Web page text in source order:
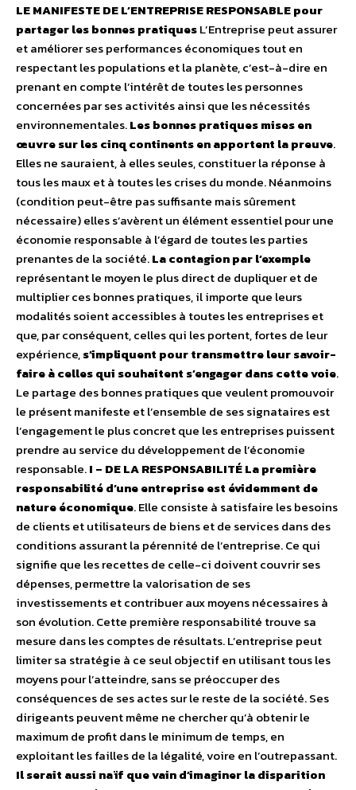
LE MANIFESTE DE L’ENTREPRISE RESPONSABLE pour
partager les bonnes pratiquesL’Entreprise peut assurer
et améliorer ses performances économiques tout en
respectant les populations et la planète, c’est-à-dire en
prenant en compte l’intérêt de toutes les personnes
concernées par ses activités ainsi que les nécessités
environnementales.Les bonnes pratiques mises en
œuvre sur les cinq continents en apportent la preuve.
Elles ne sauraient, à elles seules, constituer la réponse à
tous les maux et à toutes les crises du monde. Néanmoins
(condition peut-être pas suffisante mais sûrement
nécessaire) elles s’avèrent un élément essentiel pour une
économie responsable à l’égard de toutes les parties
prenantes de la société.La contagion par l’exemple
représentant le moyen le plus direct de dupliquer et de
multiplier ces bonnes pratiques, il importe que leurs
modalités soient accessibles à toutes les entreprises et
que, par conséquent, celles qui les portent, fortes de leur
expérience,s’impliquent pour transmettre leur savoir-
faire à celles qui souhaitent s’engager dans cette voie.
Le partage des bonnes pratiques que veulent promouvoir
le présent manifeste et l’ensemble de ses signataires est
l’engagement le plus concret que les entreprises puissent
prendre au service du développement de l’économie
responsable.I – DE LA RESPONSABILITÉLa première
responsabilité d’une entreprise est évidemment de
nature économique. Elle consiste à satisfaire les besoins
de clients et utilisateurs de biens et de services dans des
conditions assurant la pérennité de l’entreprise. Ce qui
signifie que les recettes de celle-ci doivent couvrir ses
dépenses, permettre la valorisation de ses
investissements et contribuer aux moyens nécessaires à
son évolution. Cette première responsabilité trouve sa
mesure dans les comptes de résultats. L’entreprise peut
limiter sa stratégie à ce seul objectif en utilisant tous les
moyens pour l’atteindre, sans se préoccuper des
conséquences de ses actes sur le reste de la société. Ses
dirigeants peuvent même ne chercher qu’à obtenir le
maximum de profit dans le minimum de temps, en
exploitant les failles de la légalité, voire en l’outrepassant.
Il serait aussi naïf que vain d’imaginer la disparition